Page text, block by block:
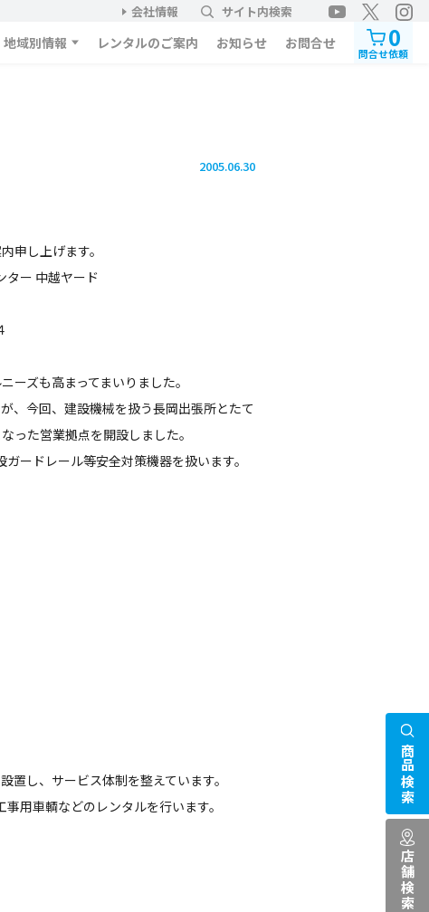
会社情報 サイト内検索
地域別情報 レンタルのご案内 お知らせ お問合せ 0
問合せ依頼
2005.06.30
申し上げます。
ー 中越ヤード
ズも高まってまいりました。
、今回、建設機械を扱う長岡出張所とたて
った営業拠点を開設しました。
ードレール等安全対策機器を扱います。
置し、サービス体制を整えています。
用車輌などのレンタルを行います。
商品検索
店舗検索